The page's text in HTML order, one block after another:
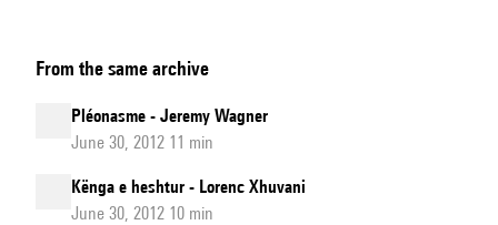
From the same archive
Pléonasme - Jeremy Wagner
June 30, 2012 11 min
Kënga e heshtur - Lorenc Xhuvani
June 30, 2012 10 min